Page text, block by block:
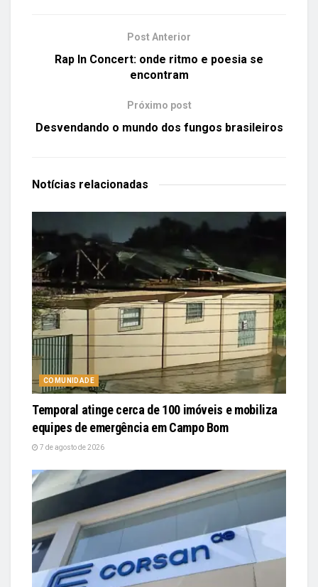
Post Anterior
Rap In Concert: onde ritmo e poesia se
encontram
Próximo post
Desvendando o mundo dos fungos brasileiros
Notícias relacionadas
COMUNIDADE
Temporal atinge cerca de 100 imóveis e mobiliza
equipes de emergência em Campo Bom
7 de agosto de 2026